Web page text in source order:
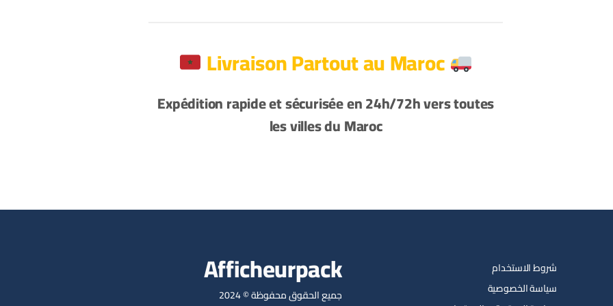
Expédition rapide et sécurisée en 24h/72h vers toutes
les villes du Maroc
شروط الاستخدام
سياسة الخصوصية
Afficheurpack
جميع الحقوق محفوظة © 2024